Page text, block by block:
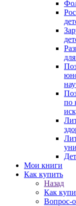
по
Мои книги
Как купить
Назад
Как
Вопрос-